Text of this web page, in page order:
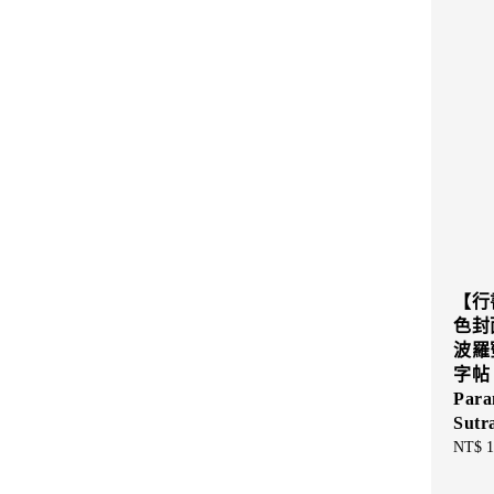
【
色封
波羅
字
Sale
NT$